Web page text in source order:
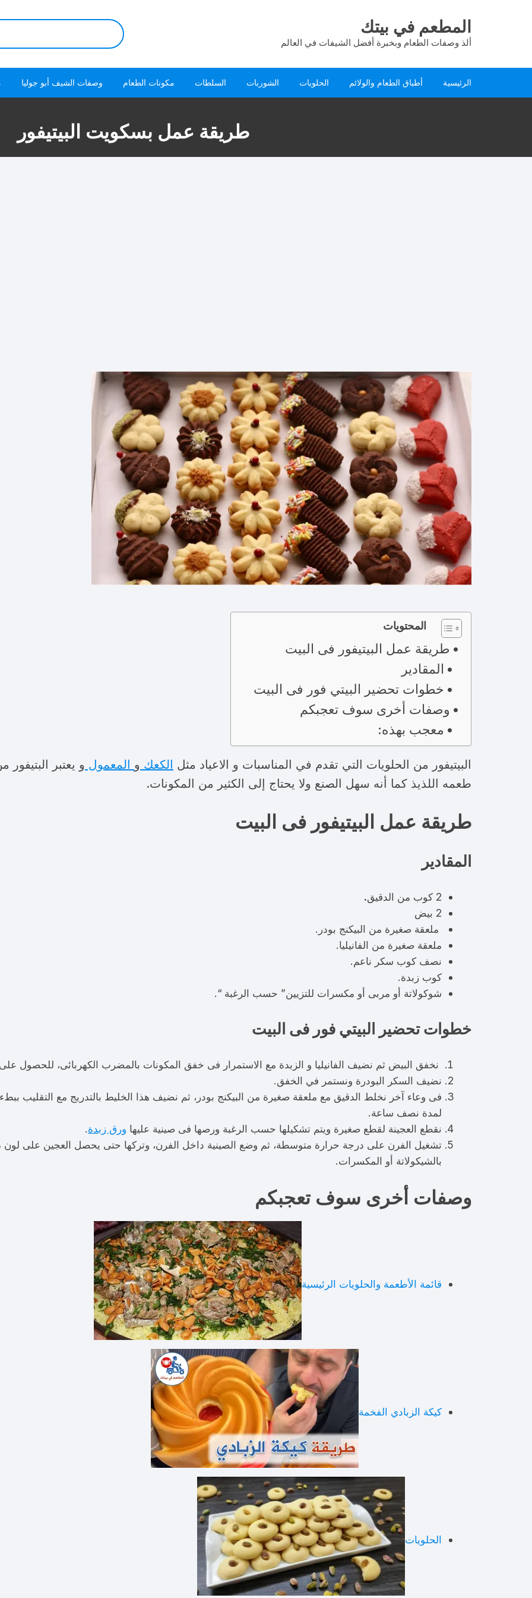
المطعم في بيتك
ألذ وصفات الطعام وبخبرة أفضل الشيفات في العالم
البحث
عن:
الرئيسية أطباق الطعام والولائم الحلويات الشوربات السلطات مكونات الطعام وصفات الشيف أبو جوليا
طريقة عمل بسكويت البيتيفور
المحتويات
طريقة عمل البيتيفور فى البيت
المقادير
خطوات تحضير البيتي فور فى البيت
وصفات أخرى سوف تعجبكم
معجب بهذه:
البيتيفور من الحلويات التي تقدم في المناسبات و الاعياد مثل الكعك و المعمول و يعتبر
طعمه اللذيذ كما أنه سهل الصنع ولا يحتاج إلى الكثير من المكونات.
طريقة عمل البيتيفور فى البيت
المقادير
2 كوب من الدقيق
.
2 بيض
ملعقة صغيرة من البيكنج بودر.
ملعقة صغيرة من الفانيليا.
نصف كوب سكر ناعم.
كوب زبدة.
شوكولاتة أو مربى أو مكسرات للتزيين” حسب الرغبة “.
خطوات تحضير البيتي فور فى البيت
نخفق البيض ثم نضيف الفانيليا و الزبدة مع الاستمرار فى خفق المكونات بالمضرب الكهربائى، للحصول
نضيف السكر البودرة ونستمر في الخفق.
فى وعاء آخر نخلط الدقيق مع ملعقة صغيرة من البيكنج بودر، ثم نضيف هذا الخليط بالتدريج مع التقليب
لمدة نصف ساعة.
نقطع العجينة لقطع صغيرة ويتم تشكيلها حسب الرغبة ورصها فى صينية عليها ورق زبدة.
تشغيل الفرن على درجة حرارة متوسطة، ثم وضع الصينية داخل الفرن، وتركها حتى يحصل العجين على لون
بالشيكولاتة أو المكسرات.
وصفات أخرى سوف تعجبكم
قائمة الأطعمة والحلويات الرئيسية
كيكة الزبادي الفخمة
الحلويات